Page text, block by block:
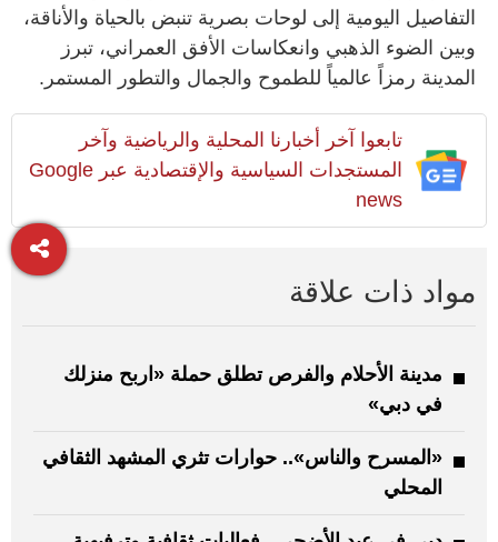
التفاصيل اليومية إلى لوحات بصرية تنبض بالحياة والأناقة،
وبين الضوء الذهبي وانعكاسات الأفق العمراني، تبرز
المدينة رمزاً عالمياً للطموح والجمال والتطور المستمر.
تابعوا آخر أخبارنا المحلية والرياضية وآخر
المستجدات السياسية والإقتصادية عبر Google
news
مواد ذات علاقة
مدينة الأحلام والفرص تطلق حملة «اربح منزلك
في دبي»
«المسرح والناس».. حوارات تثري المشهد الثقافي
المحلي